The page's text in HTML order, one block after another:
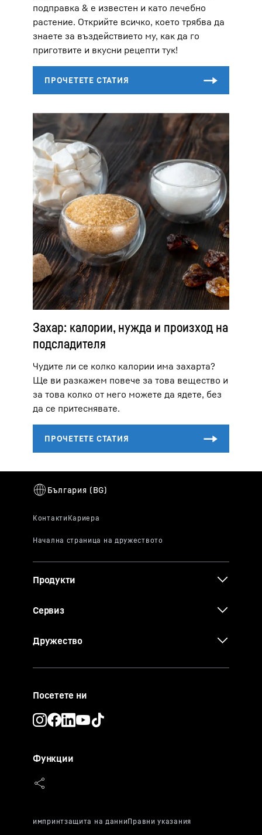
подправка & е известен и като лечебно
растение. Открийте всичко, което трябва да
знаете за въздействието му, как да го
приготвите и вкусни рецепти тук!
Захар: калории, нужда и произход на
подсладителя
Чудите ли се колко калории има захарта?
Ще ви разкажем повече за това вещество и
за това колко от него можете да ядете, без
да се притеснявате.
Продукти
Сервиз
Дружество
Посетете ни
Функции